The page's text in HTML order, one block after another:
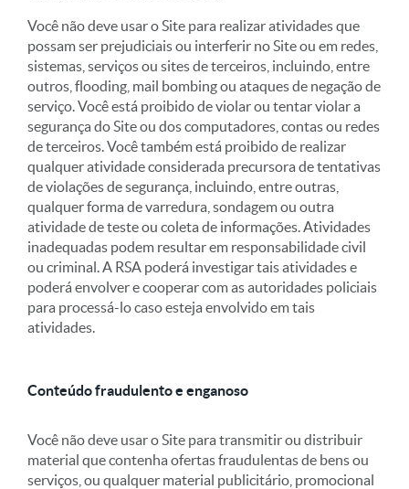
Você não deve usar o Site para realizar atividades que
possam ser prejudiciais ou interferir no Site ou em redes,
sistemas, serviços ou sites de terceiros, incluindo, entre
outros, flooding, mail bombing ou ataques de negação de
serviço. Você está proibido de violar ou tentar violar a
segurança do Site ou dos computadores, contas ou redes
de terceiros. Você também está proibido de realizar
qualquer atividade considerada precursora de tentativas
de violações de segurança, incluindo, entre outras,
qualquer forma de varredura, sondagem ou outra
atividade de teste ou coleta de informações. Atividades
inadequadas podem resultar em responsabilidade civil
ou criminal. A RSA poderá investigar tais atividades e
poderá envolver e cooperar com as autoridades policiais
para processá-lo caso esteja envolvido em tais
atividades.
Conteúdo fraudulento e enganoso
Você não deve usar o Site para transmitir ou distribuir
material que contenha ofertas fraudulentas de bens ou
serviços, ou qualquer material publicitário, promocional